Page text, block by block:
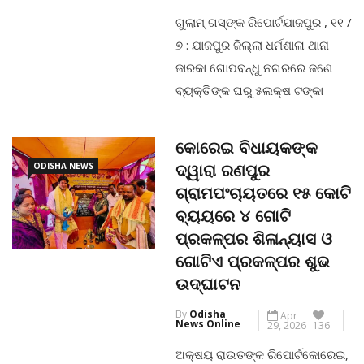
ଜୀଉଙ୍କୁ ପୂଜାର୍ଚ୍ଚନା କରି ପାଛୋଟି
ଆଣିଥିଲେ । ଏହିକ୍ରମରେ ଆଜି
ଧର୍ମଶାଳା
ଗୁଲାମ୍ ଗସ୍‌ଙ୍କ ରିପୋର୍ଟଯାଜପୁର , ୧୧ /
୭ : ଯାଜପୁର ଜିଲ୍ଲା ଧର୍ମଶାଳା ଥାନା
ଜାରକା ଗୋପବନ୍ଧୁ ନଗରରେ ଜଣେ
ବ୍ୟକ୍ତିଙ୍କ ଘରୁ ୫ଲକ୍ଷ ଟଙ୍କା
ଦୁର୍ବୁତକୁ ପୁଲିସ ଗିରଫ କରିବା ସହ
ତାନିକଟରୁ ୪ଲକ୍ଷ ୧୯ ହଜାର ଟଙ୍କା
ଜବତ କରିଛି ।ସୂଚନା ମୁତାବକ ଏହି ଥାନା
ସୁନ୍ଦୁରିଆ ଗ୍ରାମର ଔଷଧ ବ୍ୟବସାୟୀ
ଶରତ କୁମାର ଦାସ ଜାରକା ଗୋପବନ୍ଧୁ
ନଗରରେ କିଛି ବର୍ଷ ହେଲା ଘର କରି […]
CONTINUE READING
ODISHA NEWS
କୋରେଇ ବିଧାୟକଙ୍କ
ଦ୍ୱାରା ରଣପୁର
ଗ୍ରାମପଂଚାୟତରେ ୧୫ କୋଟି
ବ୍ୟୟରେ ୪ ଗୋଟି
ପ୍ରକଳ୍ପର ଶିଳାନ୍ୟାସ ଓ
ଗୋଟିଏ ପ୍ରକଳ୍ପର ଶୁଭ
ଉଦ୍‌ଘାଟନ
By Odisha
News Online
Apr
29, 2026 136
ଅକ୍ଷୟ ରାଉତଙ୍କ ରିପୋର୍ଟକୋରେଇ,